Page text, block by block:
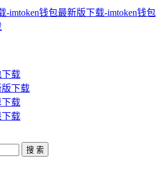
下载
版下载
下载
下载
搜 索